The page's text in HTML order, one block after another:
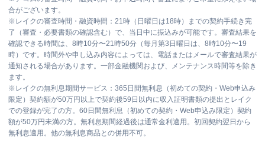
合がございます。
※ レイクの審査時間・融資時間：21時（日曜日は18時）までの契約手続き完
了（審査・必要書類の確認含む）で、当日中に振込みが可能です。審査結果を
確認できる時間は、8時10分〜21時50分（毎月第3日曜日は、8時10分〜19
時）です。時間外や申し込み内容によっては、電話またはメールで審査結果が
通知される場合があります。一部金融機関および、メンテナンス時間等を除き
ます。
※ レイクの無利息期間サービス：365日間無利息（初めての契約・Web申込み
限定）契約額が50万円以上で契約後59日以内に収入証明書類の提出とレイク
での登録が完了の方。60日間無利息（初めての契約・Web申込み限定）契約
額が50万円未満の方。無利息期間経過後は通常金利適用。初回契約翌日から
無利息適用。他の無利息商品との併用不可。